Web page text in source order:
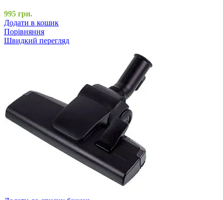
995 грн.
Додати в кошик
Порівняння
Швидкий перегляд